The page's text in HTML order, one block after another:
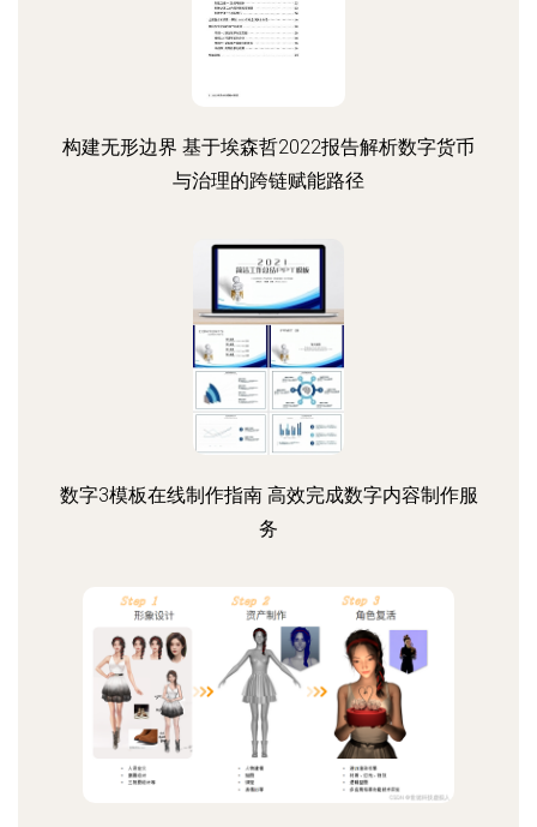
构建无形边界 基于埃森哲2022报告解析数字货币
与治理的跨链赋能路径
数字3模板在线制作指南 高效完成数字内容制作服
务